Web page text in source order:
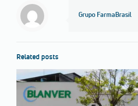
Grupo FarmaBrasil
Related posts